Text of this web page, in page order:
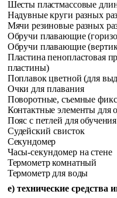
Шесты пластмассовые
Надувные круги разных
Мячи резиновые разных
Обручи плавающие
Обручи плавающие
Пластина пенопластовая
пластины)
Поплавок цветной (для
Очки для плавания
Поворотные, съемные
Контактные элементы для
Пояс с петлей для
Судейский свисток
Секундомер
Часы-секундомер на стене
Термометр комнатный
Термометр для воды
е) технические средства